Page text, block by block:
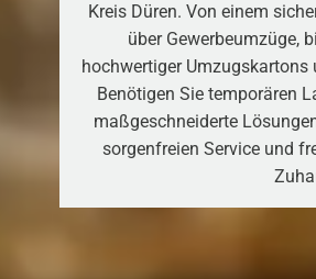
Kreis Düren. Von einem
über Gewerbeumzüge,
hochwertiger
Benötigen Sie temporären
maßgeschneiderte
sorgenfreien Service und